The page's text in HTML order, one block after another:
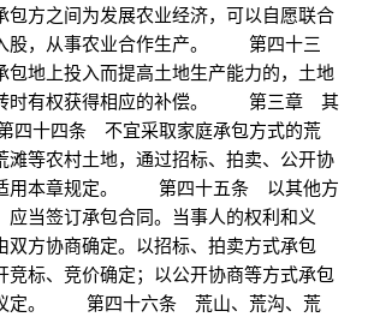
之间为发展农业经济，可以自愿联合
股，从事农业合作生产。 第四十三
地上投入而提高土地生产能力的，土地
转时有权获得相应的补偿。 第三章 其
十四条 不宜采取家庭承包方式的荒
滩等农村土地，通过招标、拍卖、公开协
适用本章规定。 第四十五条 以其他方
应当签订承包合同。当事人的权利和义
双方协商确定。以招标、拍卖方式承包
竞标、竞价确定；以公开协商等方式承包
议定。 第四十六条 荒山、荒沟、荒